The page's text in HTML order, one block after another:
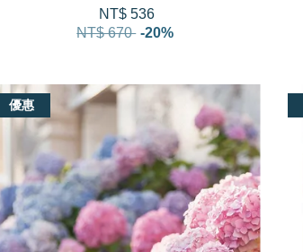
NT$ 536
NT$ 670 -20%
優惠